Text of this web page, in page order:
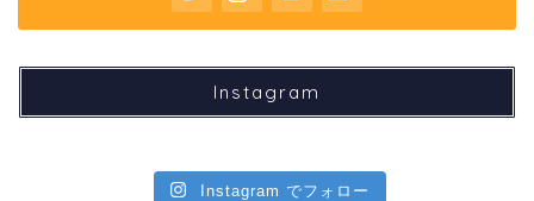
Instagram
Instagram でフォロー